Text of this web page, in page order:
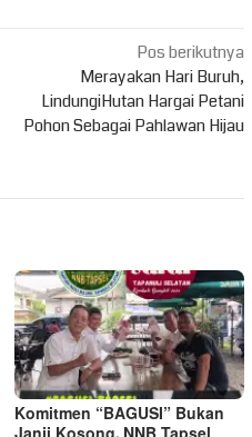
Pos berikutnya
Merayakan Hari Buruh,
LindungiHutan Hargai Petani
Pohon Sebagai Pahlawan Hijau
Komitmen “BAGUSI” Bukan